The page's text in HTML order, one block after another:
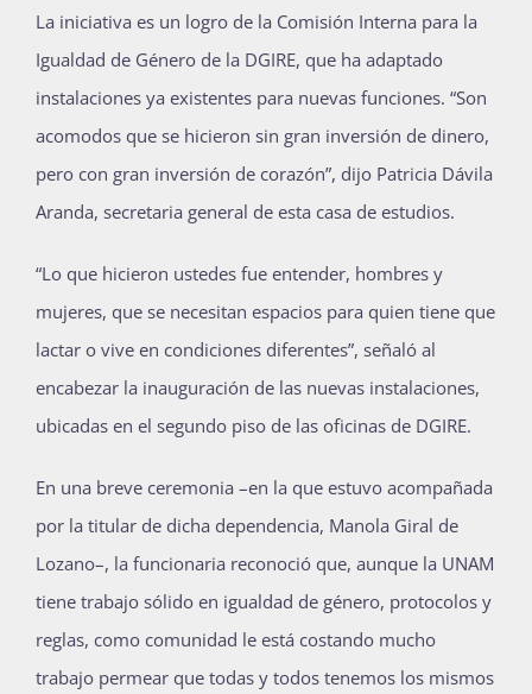
La iniciativa es un logro de la Comisión Interna para la
Igualdad de Género de la DGIRE, que ha adaptado
instalaciones ya existentes para nuevas funciones. “Son
acomodos que se hicieron sin gran inversión de dinero,
pero con gran inversión de corazón”, dijo Patricia Dávila
Aranda, secretaria general de esta casa de estudios.
“Lo que hicieron ustedes fue entender, hombres y
mujeres, que se necesitan espacios para quien tiene que
lactar o vive en condiciones diferentes”, señaló al
encabezar la inauguración de las nuevas instalaciones,
ubicadas en el segundo piso de las oficinas de DGIRE.
En una breve ceremonia –en la que estuvo acompañada
por la titular de dicha dependencia, Manola Giral de
Lozano–, la funcionaria reconoció que, aunque la UNAM
tiene trabajo sólido en igualdad de género, protocolos y
reglas, como comunidad le está costando mucho
trabajo permear que todas y todos tenemos los mismos